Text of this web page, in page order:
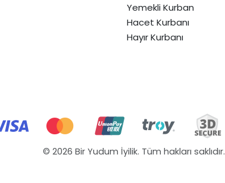
Yemekli Kurban
Hacet Kurbanı
Hayır Kurbanı
© 2026 Bir Yudum İyilik. Tüm hakları saklıdır.